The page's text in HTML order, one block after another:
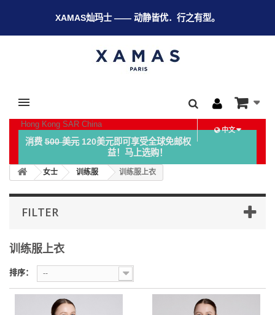
XAMAS灿玛士 —— 动静皆优．行之有型。
Hong Kong SAR China
中文
消费500 美元120美元即可享受全球免邮权
益！马上选购！
女士 训练服 训练服上衣
FILTER
训练服上衣
排序： --